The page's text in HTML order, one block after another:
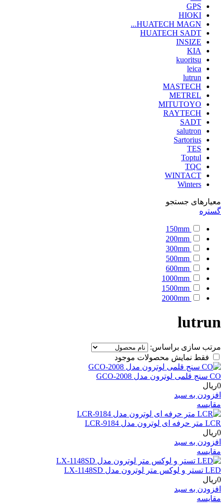
GPS
HIOKI
HUATECH MAGN...
HUATECH SADT
INSIZE
KIA
kuoritsu
leica
lutrun
MASTECH
METREL
MITUTOYO
RAYTECH
SADT
salutron
Sartorius
TES
Toptul
TQC
WINTACT
Winters
معیارهای جستجو
گستره
lutrun
مرتب سازی براساس:
فقط نمایش محصولات موجود
CO سنج قلمی لوترون مدل GCO-2008
0ریال
افزودن به سبد
مقایسه
LCR متر حرفه ای لوترون مدل LCR-9184
0ریال
افزودن به سبد
مقایسه
LED تستر و لوکس متر لوترون مدل LX-1148SD
0ریال
افزودن به سبد
مقایسه